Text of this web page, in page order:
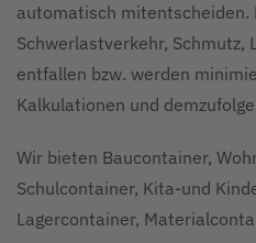
automatisch mitentscheiden.
Schwerlastverkehr, Schmutz,
entfallen bzw. werden
Kalkulationen und
Wir bieten Baucontainer,
Schulcontainer, Kita-und
Lagercontainer,